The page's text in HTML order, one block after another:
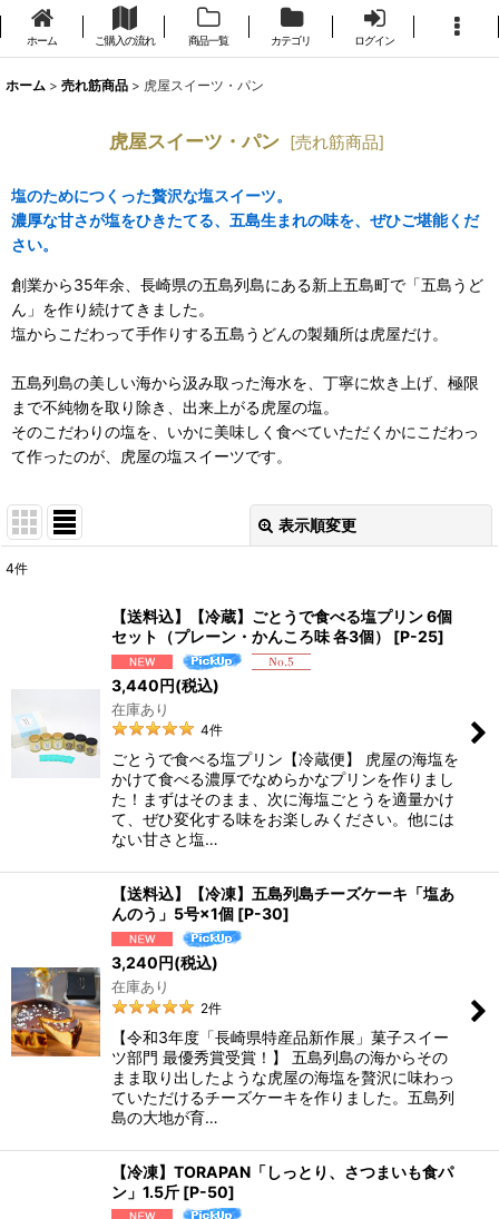
ホーム ご購入の流れ 商品一覧 カテゴリ ログイン
ホーム > 売れ筋商品 > 虎屋スイーツ・パン
虎屋スイーツ・パン [売れ筋商品]
塩のためにつくった贅沢な塩スイーツ。
濃厚な甘さが塩をひきたてる、五島生まれの味を、ぜひご堪能くだ
さい。
創業から35年余、長崎県の五島列島にある新上五島町で「五島うど
ん」を作り続けてきました。
塩からこだわって手作りする五島うどんの製麺所は虎屋だけ。
五島列島の美しい海から汲み取った海水を、丁寧に炊き上げ、極限
まで不純物を取り除き、出来上がる虎屋の塩。
そのこだわりの塩を、いかに美味しく食べていただくかにこだわっ
て作ったのが、虎屋の塩スイーツです。
表示順変更
並び順
絞り込む
4件
【送料込】【冷蔵】ごとうで食べる塩プリン 6個
セット（プレーン・かんころ味 各3個）
[P-25]
3,440円(税込)
在庫あり
4件
ごとうで食べる塩プリン【冷蔵便】 虎屋の海塩を
かけて食べる濃厚でなめらかなプリンを作りまし
た！まずはそのまま、次に海塩ごとうを適量かけ
て、ぜひ変化する味をお楽しみください。他には
ない甘さと塩…
【送料込】【冷凍】五島列島チーズケーキ「塩あ
んのう」5号×1個 [P-30]
3,240円(税込)
在庫あり
2件
【令和3年度「長崎県特産品新作展」菓子スイー
ツ部門 最優秀賞受賞！】 五島列島の海からその
まま取り出したような虎屋の海塩を贅沢に味わっ
ていただけるチーズケーキを作りました。五島列
島の大地が育…
【冷凍】TORAPAN「しっとり、さつまいも食パ
ン」1.5斤 [P-50]